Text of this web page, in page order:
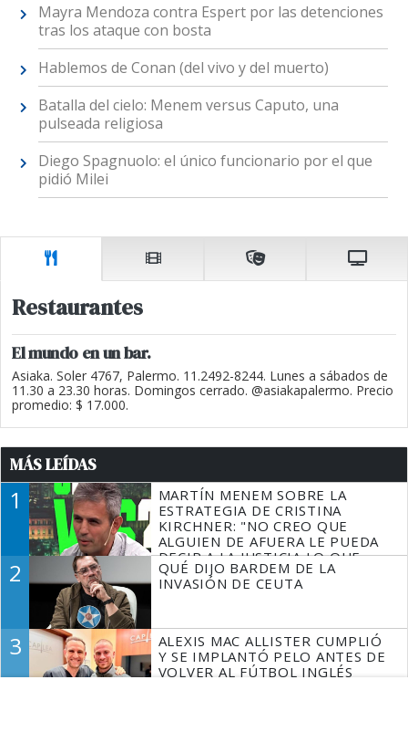
Mayra Mendoza contra Espert por las detenciones
tras los ataque con bosta
Hablemos de Conan (del vivo y del muerto)
Batalla del cielo: Menem versus Caputo, una
pulseada religiosa
Diego Spagnuolo: el único funcionario por el que
pidió Milei
Restaurantes
El mundo en un bar.
Asiaka. Soler 4767, Palermo. 11.2492-8244. Lunes a sábados de
11.30 a 23.30 horas. Domingos cerrado. @asiakapalermo. Precio
promedio: $ 17.000.
MÁS LEÍDAS
1
MARTÍN MENEM SOBRE LA
ESTRATEGIA DE CRISTINA
KIRCHNER: "NO CREO QUE
ALGUIEN DE AFUERA LE PUEDA
DECIR A LA JUSTICIA LO QUE
TIENE QUE HACER"
2
QUÉ DIJO BARDEM DE LA
INVASIÓN DE CEUTA
3
ALEXIS MAC ALLISTER CUMPLIÓ
Y SE IMPLANTÓ PELO ANTES DE
VOLVER AL FÚTBOL INGLÉS